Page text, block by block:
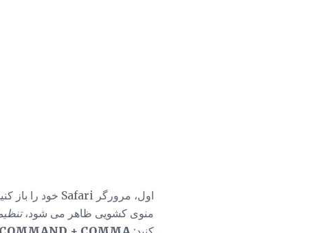
اول، مرورگر Safari خود را باز کنید. روی
منوی کشویی ظاهر می شود،